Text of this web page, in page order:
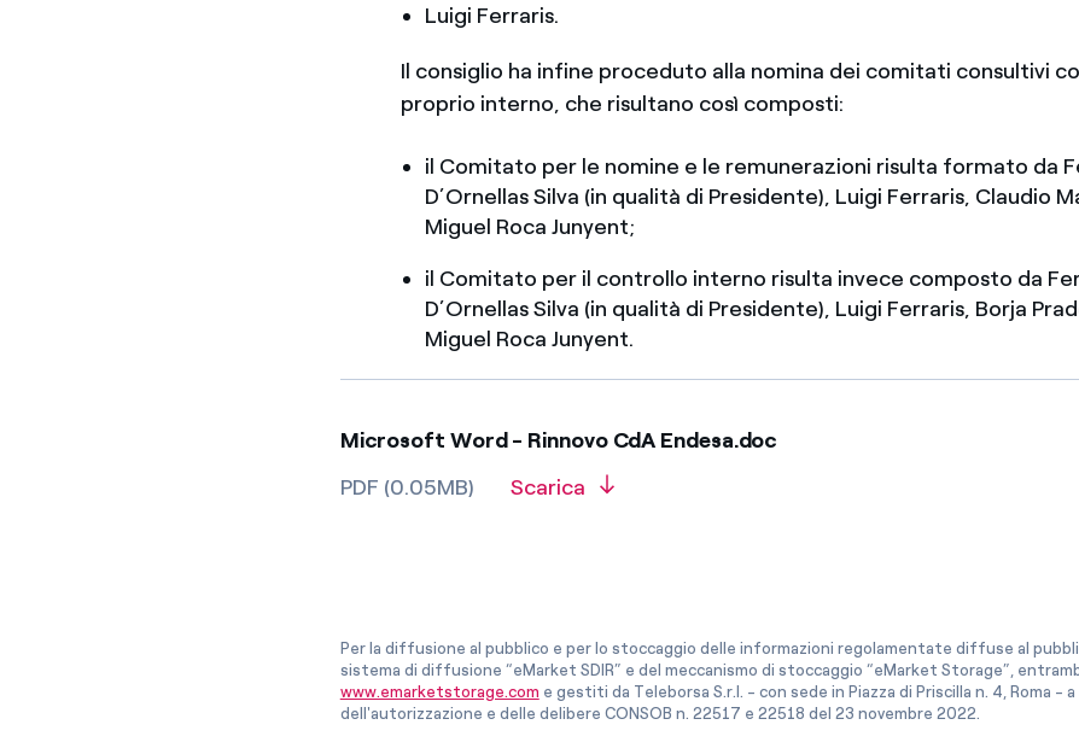
Luigi Ferraris.
Il consiglio ha infine proceduto alla nomina dei comitati consultivi
proprio interno, che risultano così composti:
il Comitato per le nomine e le remunerazioni risulta formato da
D’Ornellas Silva (in qualità di Presidente), Luigi Ferraris, Claudio
Miguel Roca Junyent;
il Comitato per il controllo interno risulta invece composto da
D’Ornellas Silva (in qualità di Presidente), Luigi Ferraris, Borja
Miguel Roca Junyent.
Microsoft Word - Rinnovo CdA Endesa.doc
PDF (0.05MB)
Scarica
Per la diffusione al pubblico e per lo stoccaggio delle informazioni regolamentate diffuse al
sistema di diffusione “eMarket SDIR” e del meccanismo di stoccaggio “eMarket Storage”,
www.emarketstorage.com e gestiti da Teleborsa S.r.l. - con sede in Piazza di Priscilla n. 4, Roma -
dell'autorizzazione e delle delibere CONSOB n. 22517 e 22518 del 23 novembre 2022.